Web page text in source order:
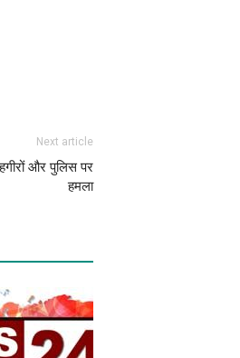
Next article
और पुलिस पर
हमला